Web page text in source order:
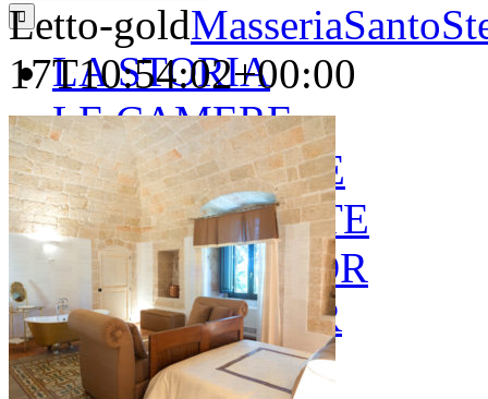
LA STORIA
LE CAMERE
GOLD SUITE
GREEN SUITE
BLUE JUNIOR
RED JUNIOR
ESPERIENZE
Letto-gold
17T10:54:02+00:00